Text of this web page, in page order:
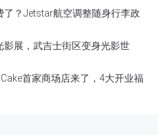
？Jetstar航空调整随身行李政
展，武吉士街区变身光影世
首家商场店来了，4大开业福